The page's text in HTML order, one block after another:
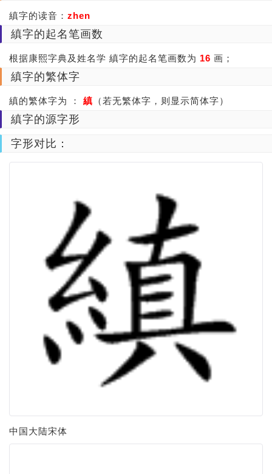
縝字的读音： zhen
縝字的起名笔画数
根据康熙字典及姓名学 縝字的起名笔画数为 16 画；
縝字的繁体字
縝的繁体字为 ： 縝 （若无繁体字，则显示简体字）
縝字的源字形
字形对比：
中国大陆宋体